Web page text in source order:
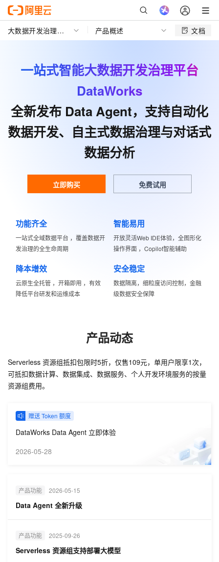
大数据开发治理平台 DataWorks 产品概述 文档
一站式智能大数据开发治理平台
DataWorks
全新发布 Data Agent，支持自动化
数据开发、自主式数据治理与对话式
数据分析
立即购买 免费试用
功能齐全
一站式全域数据平台 ，覆盖数据开
发治理的全生命周期
智能易用
开放灵活Web IDE体验，全图形化
操作界面 ，Copilot智能辅助
降本增效
云原生全托管 ，开箱即用 ，有效
降低平台研发和运维成本
安全稳定
数据隔离，细粒度访问控制，金融
级数据安全保障
产品动态
Serverless 资源组抵扣包限时5折，仅售109元，单用户限享1次，
可抵扣数据计算、数据集成、数据服务、个人开发环境服务的按量
资源组费用。
赠送 Token 额度
DataWorks Data Agent 立即体验
2026-05-28
产品功能 2026-05-15
Data Agent 全新升级
产品功能 2025-09-26
Serverless 资源组支持部署大模型